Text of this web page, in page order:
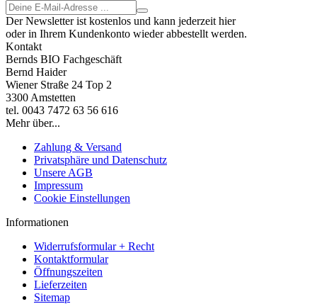
Der Newsletter ist kostenlos und kann jederzeit hier
oder in Ihrem Kundenkonto wieder abbestellt werden.
Kontakt
Bernds BIO Fachgeschäft
Bernd Haider
Wiener Straße 24 Top 2
3300 Amstetten
tel. 0043 7472 63 56 616
Mehr über...
Zahlung & Versand
Privatsphäre und Datenschutz
Unsere AGB
Impressum
Cookie Einstellungen
Informationen
Widerrufsformular + Recht
Kontaktformular
Öffnungszeiten
Lieferzeiten
Sitemap